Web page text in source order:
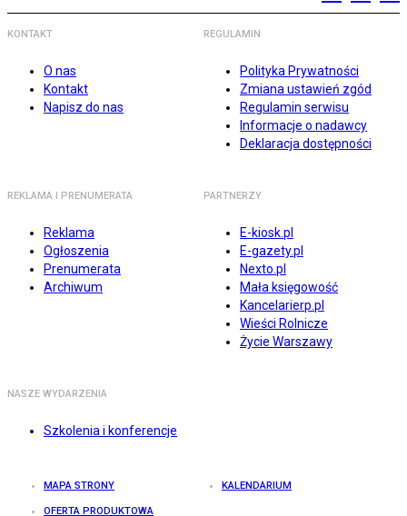
KONTAKT
O nas
Kontakt
Napisz do nas
REGULAMIN
Polityka Prywatności
Zmiana ustawień zgód
Regulamin serwisu
Informacje o nadawcy
Deklaracja dostępności
REKLAMA I PRENUMERATA
Reklama
Ogłoszenia
Prenumerata
Archiwum
PARTNERZY
E-kiosk.pl
E-gazety.pl
Nexto.pl
Mała księgowość
Kancelarierp.pl
Wieści Rolnicze
Życie Warszawy
NASZE WYDARZENIA
Szkolenia i konferencje
MAPA STRONY KALENDARIUM
OFERTA PRODUKTOWA